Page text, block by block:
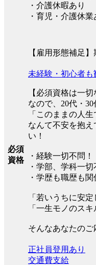
・介護休暇あり
・育児・介護休業
【雇用形態補足
必須
資格
未経験・初心者も
【必須資格は一切
なので、20代・
「このままの人
なんて不安を抱
い！
・経験一切不問！
・学部、学科一切
・学歴も職歴も関
「若いうちに安
「一生モノのス
そんなあなたのご
正社員登用あり
交通費支給